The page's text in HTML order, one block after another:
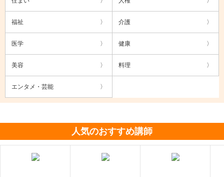
福祉 介護
医学 健康
美容 料理
エンタメ・芸能
人気のおすすめ講師